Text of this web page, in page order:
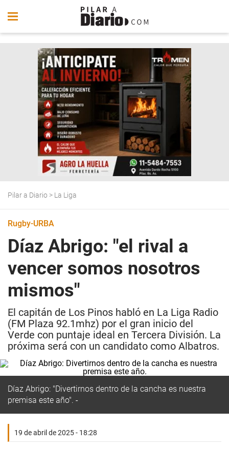
Pilar a Diario > La Liga
Rugby-URBA
Díaz Abrigo: "el rival a
vencer somos nosotros
mismos"
El capitán de Los Pinos habló en La Liga Radio
(FM Plaza 92.1mhz) por el gran inicio del
Verde con puntaje ideal en Tercera División. La
próxima será con un candidato como Albatros.
Díaz Abrigo: "Divertirnos dentro de la cancha es nuestra
premisa este año".
19 de abril de 2025 - 18:28